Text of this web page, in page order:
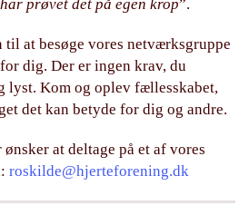
prøvet det på egen krop”.
at besøge vores netværksgruppe
dig. Der er ingen krav, du
lyst. Kom og oplev fællesskabet,
det kan betyde for dig og andre.
at deltage på et af vores
roskilde@hjerteforening.dk